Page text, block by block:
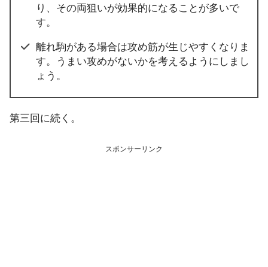
り、その両狙いが効果的になることが多いで
す。
離れ駒がある場合は攻め筋が生じやすくなりま
す。うまい攻めがないかを考えるようにしまし
ょう。
第三回に続く。
スポンサーリンク